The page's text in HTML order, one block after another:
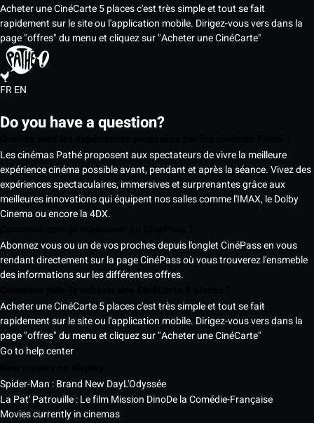
Acheter une CinéCarte 5 places c'est très simple et tout se fait
rapidement sur le site ou l'application mobile. Dirigez-vous vers dans la
page "offres" du menu et cliquez sur "Acheter une CinéCarte"
FREN
Do you have a question?
Les cinémas Pathé proposent aux spectateurs de vivre la meilleure
expérience cinéma possible avant, pendant et après la séance. Vivez des
expériences spectaculaires, immersives et surprenantes grâce aux
meilleures innovations qui équipent nos salles comme l'IMAX, le Dolby
Cinema ou encore la 4DX.
Abonnez vous ou un de vos proches depuis l'onglet CinéPass en vous
rendant directement sur la page CinéPass où vous trouverez l'ensmeble
des informations sur les différentes offres.
Acheter une CinéCarte 5 places c'est très simple et tout se fait
rapidement sur le site ou l'application mobile. Dirigez-vous vers dans la
page "offres" du menu et cliquez sur "Acheter une CinéCarte"
Go to help center
Spider-Man : Brand New DayL'Odyssée
La Pat' Patrouille : Le film Mission DinoDe la Comédie-Française
Movies currently in cinemas